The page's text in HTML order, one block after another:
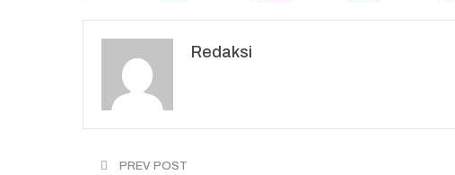
Redaksi
PREV POST